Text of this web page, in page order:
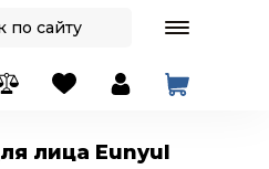
лица Eunyul